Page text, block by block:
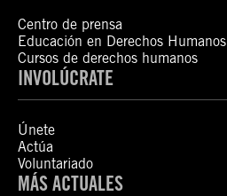
Centro de prensa
Educación en Derechos Humanos
Cursos de derechos humanos
INVOLÚCRATE
Únete
Actúa
Voluntariado
MÁS ACTUALES